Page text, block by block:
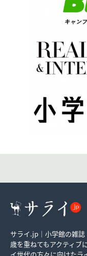
サライ.jp｜小学館の雑誌
歳を重ねてもアクティブ
イ世代の方々に向けた